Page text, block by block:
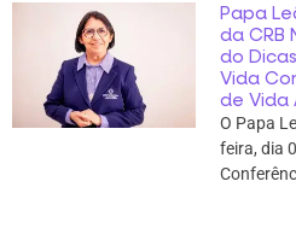
Papa
da CRB
do
Vida
de Vida
O Papa
feira, dia